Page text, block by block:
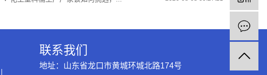
联系我们
地址：山东省龙口市黄城环城北路174号